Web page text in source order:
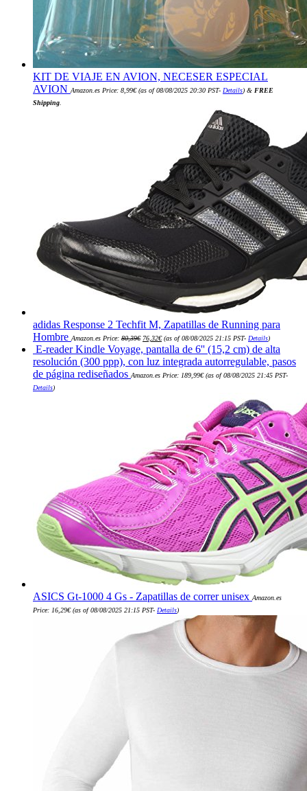
KIT DE VIAJE EN AVION, NECESER ESPECIAL
AVION Amazon.es Price: 8,99€(as of 08/08/2025 20:30 PST- Details) & FREE
Shipping
adidas Response 2 Techfit M, Zapatillas de Running para
Hombre Amazon.es Price: 80,39€ precio
original
era:
80,39€.
76,32€precio
actual
es:
76,32€.
(as of 08/08/2025 21:15 PST- Details)
E-reader Kindle Voyage, pantalla de 6'' (15,2 cm) de alta
resolución (300 ppp), con luz integrada autorregulable, pasos
de página rediseñados Amazon.es Price: 189,99€(as of 08/08/2025 21:45 PST-
Details)
ASICS Gt-1000 4 Gs - Zapatillas de correr unisex Amazon.es
Price: 16,29€(as of 08/08/2025 21:15 PST- Details)